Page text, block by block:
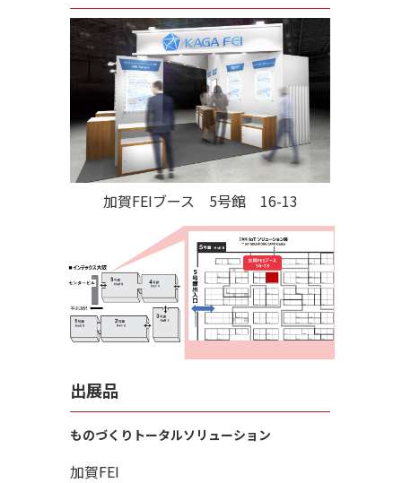
加賀FEIブース 5号館 16-13
出展品
ものづくりトータルソリューション
加賀FEI